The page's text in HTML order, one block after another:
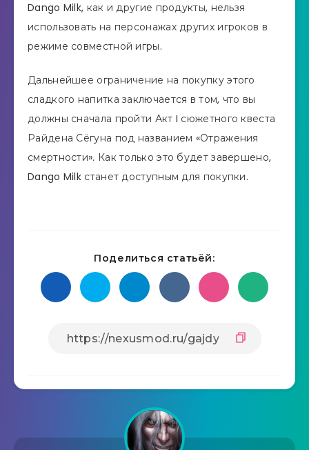
Dango Milk, как и другие продукты, нельзя
использовать на персонажах других игроков в
режиме совместной игры.
Дальнейшее ограничение на покупку этого
сладкого напитка заключается в том, что вы
должны сначала пройти Акт I сюжетного квеста
Райдена Сёгуна под названием «Отражения
смертности». Как только это будет завершено,
Dango Milk станет доступным для покупки.
Поделиться статьёй: